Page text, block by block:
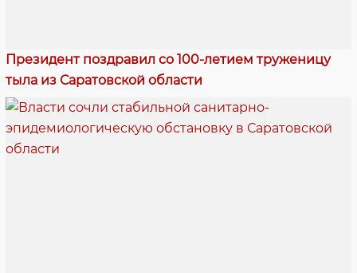
Президент поздравил со 100-летием труженицу
тыла из Саратовской области